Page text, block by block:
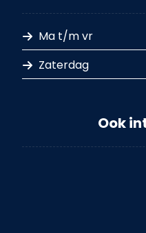
Ma t/m vr
Zaterdag
Ook